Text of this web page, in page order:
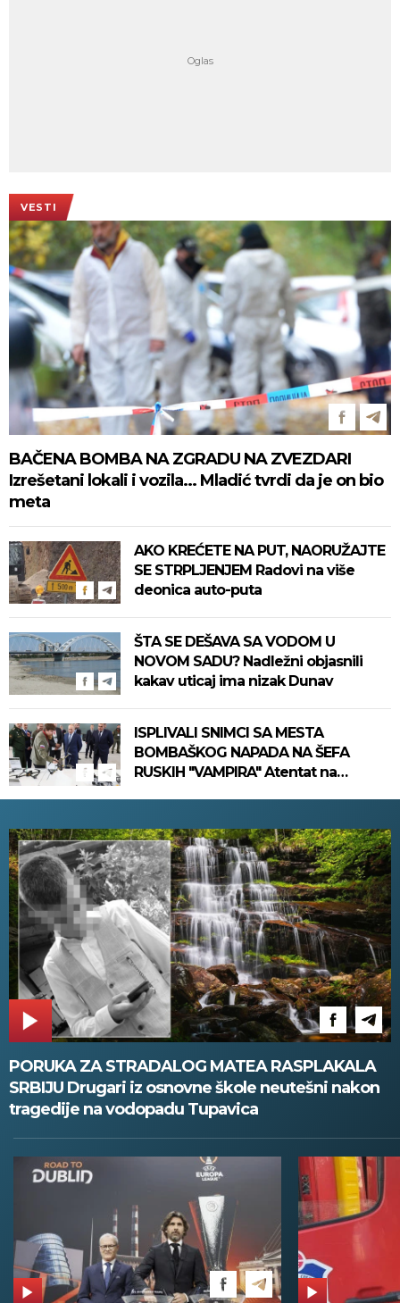
VESTI
BAČENA BOMBA NA ZGRADU NA ZVEZDARI
Izrešetani lokali i vozila... Mladić tvrdi da je on bio
meta
AKO KREĆETE NA PUT, NAORUŽAJTE
SE STRPLJENJEM Radovi na više
deonica auto-puta
ŠTA SE DEŠAVA SA VODOM U
NOVOM SADU? Nadležni objasnili
kakav uticaj ima nizak Dunav
ISPLIVALI SNIMCI SA MESTA
BOMBAŠKOG NAPADA NA ŠEFA
RUSKIH "VAMPIRA" Atentat na
PORUKA ZA STRADALOG MATEA RASPLAKALA
SRBIJU Drugari iz osnovne škole neutešni nakon
tragedije na vodopadu Tupavica